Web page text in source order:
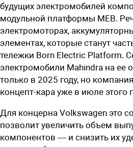
будущих электромобилей
модульной платформы MEB.
электромоторах,
элементах, которые станут
тележки Born Electric Platform.
электромобили Mahindra на ее
только в 2025 году, но
концепт-кара уже в июле этого
Для концерна Volkswagen это
позволит увеличить объем
компонентов — и снизить их